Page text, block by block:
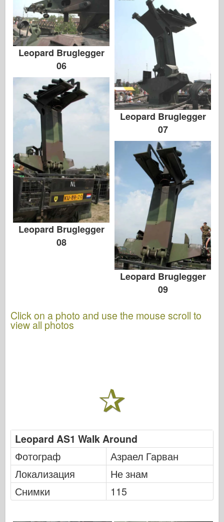
Leopard Bruglegger
06
Leopard Bruglegger
07
Leopard Bruglegger
08
Leopard Bruglegger
09
Click on a photo and use the mouse scroll to
view all photos
Leopard AS1 Walk Around
Фотограф
Азраел Гарван
Локализация
Не знам
Снимки
115